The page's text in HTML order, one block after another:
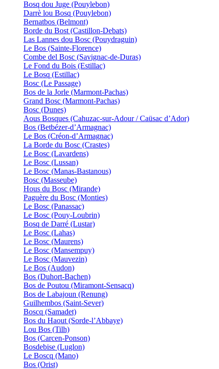
Bosq dou Juge (Pouylebon)
Darrè lou Bosq (Pouylebon)
Bernatbos (Belmont)
Borde du Bost (Castillon-Debats)
Las Lannes dou Bosc (Pouydraguin)
Le Bos (Sainte-Florence)
Combe del Bosc (Savignac-de-Duras)
Le Fond du Bois (Estillac)
Le Bosq (Estillac)
Bosc (Le Passage)
Bos de la Jorle (Marmont-Pachas)
Grand Bosc (Marmont-Pachas)
Bosc (Dunes)
Aous Bosques (Cahuzac-sur-Adour / Caüsac d’Ador)
Bos (Betbézer-d’Armagnac)
Le Bos (Créon-d’Armagnac)
La Borde du Bosc (Crastes)
Le Bosc (Lavardens)
Le Bosc (Lussan)
Le Bosc (Manas-Bastanous)
Bosc (Masseube)
Hous du Bosc (Mirande)
Paguère du Bosc (Monties)
Le Bosc (Panassac)
Le Bosc (Pouy-Loubrin)
Bosq de Darré (Lustar)
Le Bosc (Lahas)
Le Bosc (Maurens)
Le Bosc (Mansempuy)
Le Bosc (Mauvezin)
Le Bos (Audon)
Bos (Duhort-Bachen)
Bos de Poutou (Miramont-Sensacq)
Bos de Labajoun (Renung)
Guilhembos (Saint-Sever)
Boscq (Samadet)
Bos du Haout (Sorde-l’Abbaye)
Lou Bos (Tilh)
Bos (Carcen-Ponson)
Bosdebise (Luglon)
Le Boscq (Mano)
Bos (Orist)